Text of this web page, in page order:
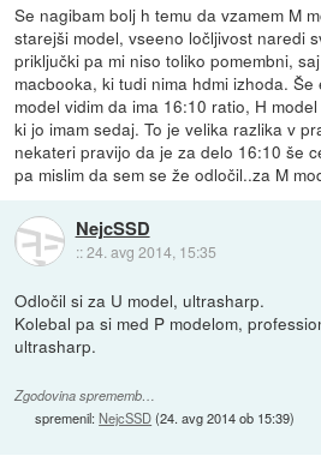
Se nagibam bolj h temu da vzamem M
starejši model, vseeno ločljivost naredi
priključki pa mi niso toliko pomembni,
macbooka, ki tudi nima hdmi izhoda.
model vidim da ima 16:10 ratio, H
ki jo imam sedaj. To je velika razlika v
nekateri pravijo da je za delo 16:10 še
pa mislim da sem se že odločil..za M
NejcSSD
::24. avg 2014, 15:35
Odločil si za U model, ultrasharp.
Kolebal pa si med P modelom,
ultrasharp.
Zgodovina sprememb…
spremenil:NejcSSD(24. avg 2014 ob 15:39)